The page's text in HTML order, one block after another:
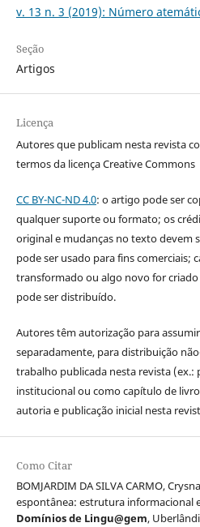
v. 13 n. 3 (2019): Número
Seção
Artigos
Licença
Autores que publicam nesta revista
termos da licença Creative Commons
CC BY-NC-ND 4.0: o artigo pode ser
qualquer suporte ou formato; os
original e mudanças no texto devem
pode ser usado para fins comerciais;
transformado ou algo novo for
pode ser distribuído.
Autores têm autorização para
separadamente, para distribuição
trabalho publicada nesta revista
institucional ou como capítulo de
autoria e publicação inicial nesta
Como Citar
BOMJARDIM DA SILVA CARMO,
espontânea: estrutura informacional
Domínios de Lingu@gem,